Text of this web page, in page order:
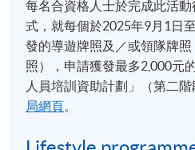
每名合資格人士於完成此活
式，就每個於2025年9月1日
發的導遊牌照及／或領隊牌
照），申請獲發最多2,000元
人員培訓資助計劃」（第二
局網頁。